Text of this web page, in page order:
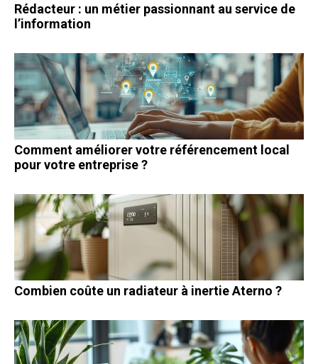
Rédacteur : un métier passionnant au service de
l’information
Comment améliorer votre référencement local
pour votre entreprise ?
Combien coûte un radiateur à inertie Aterno ?